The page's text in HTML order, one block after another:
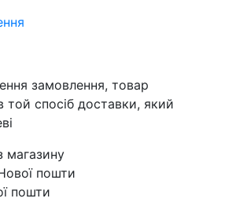
замовлення, товар
той спосіб доставки, який
магазину
пошти
пошти